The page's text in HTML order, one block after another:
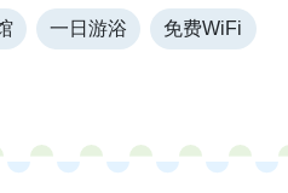
一日游浴 免费WiFi